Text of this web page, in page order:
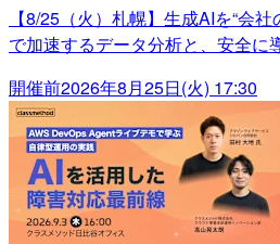
【8/25（火）札幌】生成AIを“会
で加速するデータ分析と、安全に
開催前2026年8月25日(火) 17:30